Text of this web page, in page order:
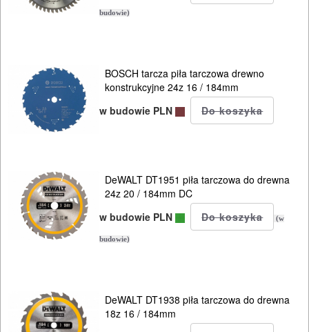
OSPRZĘT
DO
ELEKTRONARZĘDZI
Zestawy
DO
BETONU
DO
świdry
budowie)
BOSCH tarcza piła tarczowa drewno
konstrukcyjne 24z 16 / 184mm
w budowie PLN
DeWALT DT1951 piła tarczowa do drewna
24z 20 / 184mm DC
w budowie PLN
(w
budowie)
DeWALT DT1938 piła tarczowa do drewna
18z 16 / 184mm